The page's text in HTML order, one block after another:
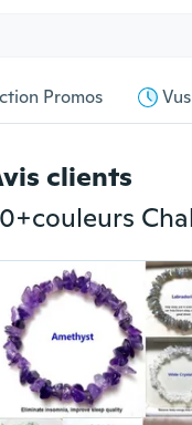
Promos
clients